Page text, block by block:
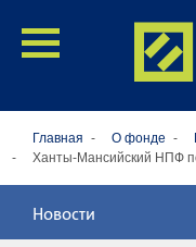
Главная О фонде
Ханты-Мансийский НПФ
Новости